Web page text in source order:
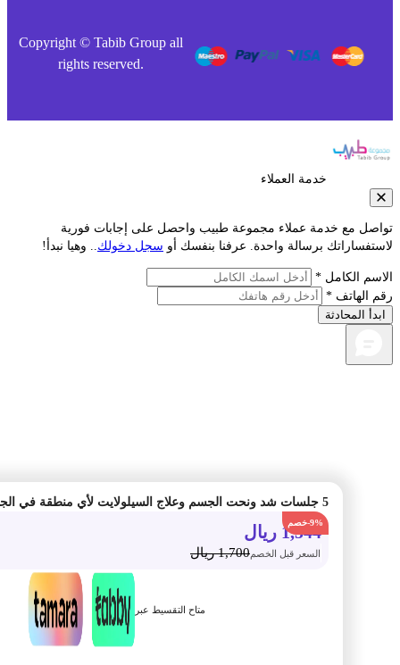
1,544 ريال
السعر قبل الخصم1,700 ريال
متاح التقسيط عبر
Copyright © Tabib Group all
rights reserved.
خدمة العملاء
مع خدمة عملاء مجموعة طبيب واحصل على إجابات فورية
برسالة واحدة. عرفنا بنفسك أوسجل دخولك.. وهيا نبدأ!
الكامل *
الهاتف *
المحادثة